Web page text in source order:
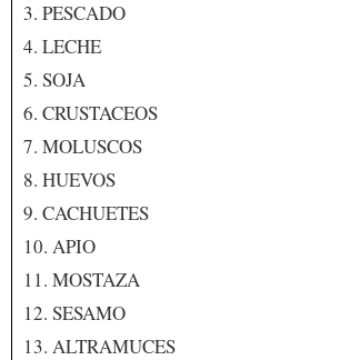
3. PESCADO
4. LECHE
5. SOJA
6. CRUSTACEOS
7. MOLUSCOS
8. HUEVOS
9. CACHUETES
10. APIO
11. MOSTAZA
12. SESAMO
13. ALTRAMUCES